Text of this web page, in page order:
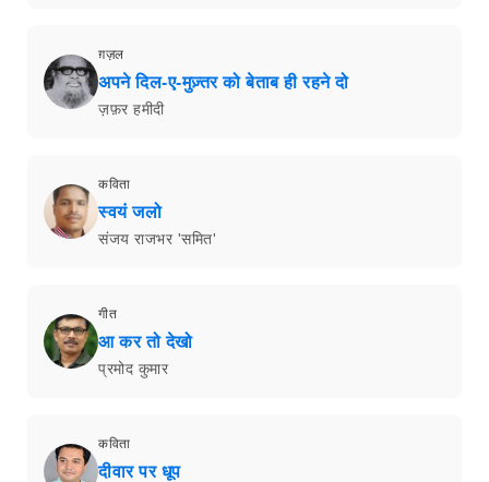
ग़ज़ल
अपने दिल-ए-मुज़्तर को बेताब ही रहने दो
ज़फ़र हमीदी
कविता
स्वयं जलो
संजय राजभर 'समित'
गीत
आ कर तो देखो
प्रमोद कुमार
कविता
दीवार पर धूप